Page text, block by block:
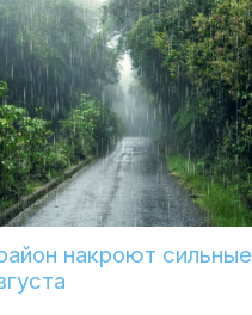
накроют сильные